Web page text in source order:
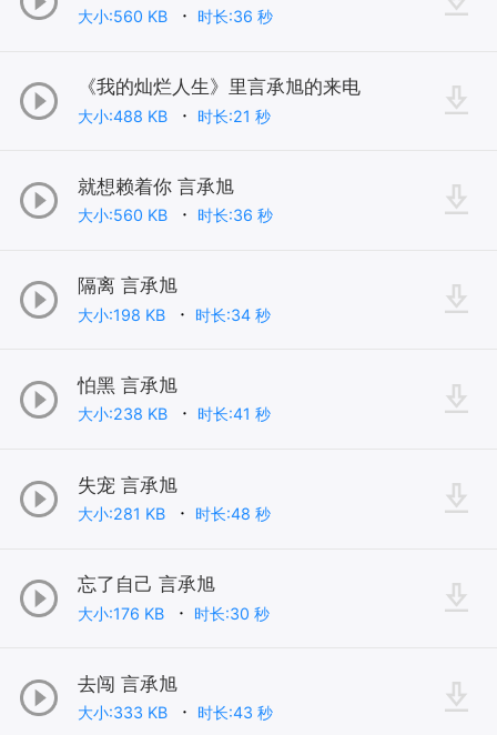
大小:560 KB 时长:36 秒
《我的灿烂人生》里言承旭的来电
大小:488 KB 时长:21 秒
就想赖着你 言承旭
大小:560 KB 时长:36 秒
隔离 言承旭
大小:198 KB 时长:34 秒
怕黑 言承旭
大小:238 KB 时长:41 秒
失宠 言承旭
大小:281 KB 时长:48 秒
忘了自己 言承旭
大小:176 KB 时长:30 秒
去闯 言承旭
大小:333 KB 时长:43 秒